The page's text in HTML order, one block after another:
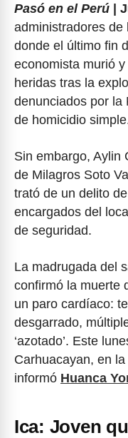
Pasó en el Perú |
administradores de
donde el último fin
economista murió
heridas tras la
denunciados por la
de homicidio
Sin embargo, Aylin
de Milagros Soto
trató de un delito
encargados del
de seguridad.
La madrugada del
confirmó la muerte
un paro cardíaco:
desgarrado,
‘azotado’. Este
Carhuacayan, en
informó Huanca
Ica: Joven